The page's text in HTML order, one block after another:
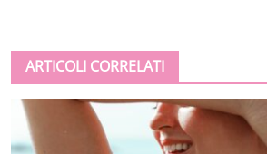
ARTICOLI CORRELATI